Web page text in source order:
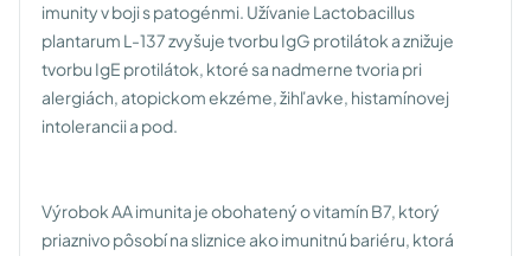
imunity v boji s patogénmi. Užívanie Lactobacillus
plantarum L-137 zvyšuje tvorbu IgG protilátok a znižuje
tvorbu IgE protilátok, ktoré sa nadmerne tvoria pri
alergiách, atopickom ekzéme, žihľavke, histamínovej
intolerancii a pod.
Výrobok AA imunita je obohatený o vitamín B7, ktorý
priaznivo pôsobí na sliznice ako imunitnú bariéru, ktorá